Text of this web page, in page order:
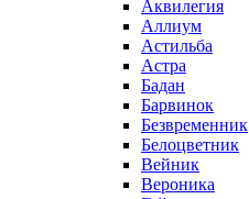
Аквилегия
Аллиум
Астильба
Астра
Бадан
Барвинок
Безвременник
Белоцветник
Вейник
Вероника